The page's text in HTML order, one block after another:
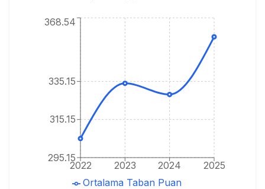
2022 2023 2024 2025
295.15
315.15
335.15
368.54
Ortalama Taban Puan